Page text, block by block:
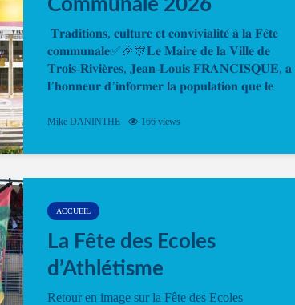
Communale 2026
𝐓𝐫𝐚𝐝𝐢𝐭𝐢𝐨𝐧𝐬, 𝐜𝐮𝐥𝐭𝐮𝐫𝐞 𝐞𝐭 𝐜𝐨𝐧𝐯𝐢𝐯𝐢𝐚𝐥𝐢𝐭𝐞́ 𝐚̀ 𝐥𝐚 𝐅𝐞̂𝐭𝐞
𝐜𝐨𝐦𝐦𝐮𝐧𝐚𝐥𝐞✅🎉🎊𝐋𝐞 𝐌𝐚𝐢𝐫𝐞 𝐝𝐞 𝐥𝐚 𝐕𝐢𝐥𝐥𝐞 𝐝𝐞
𝐓𝐫𝐨𝐢𝐬-𝐑𝐢𝐯𝐢𝐞̀𝐫𝐞𝐬, 𝐉𝐞𝐚𝐧-𝐋𝐨𝐮𝐢𝐬 𝐅𝐑𝐀𝐍𝐂𝐈𝐒𝐐𝐔𝐄, 𝐚
𝐥’𝐡𝐨𝐧𝐧𝐞𝐮𝐫 𝐝’𝐢𝐧𝐟𝐨𝐫𝐦𝐞𝐫 𝐥𝐚 𝐩𝐨𝐩𝐮𝐥𝐚𝐭𝐢𝐨𝐧 𝐪𝐮𝐞 𝐥𝐞
Mike DANINTHE 166 views
ACCUEIL
La Fête des Ecoles
d’Athlétisme
Retour en image sur la Fête des Ecoles